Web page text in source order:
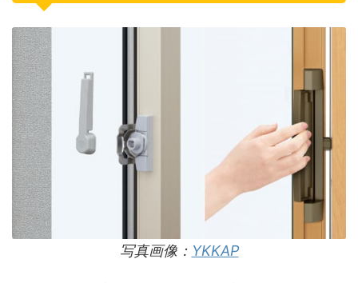
写真画像： YKKAP